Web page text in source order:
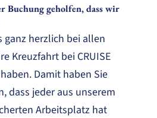
Buchung geholfen, dass wir
ganz herzlich bei allen
Kreuzfahrt bei CRUISE
Damit haben Sie
dass jeder aus unserem
Arbeitsplatz hat